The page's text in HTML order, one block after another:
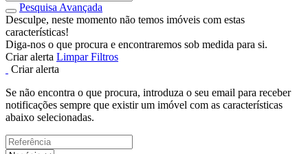
Pesquisa Avançada
Desculpe, neste momento não temos imóveis com estas
características!
Diga-nos o que procura e encontraremos sob medida para si.
Criar alerta Limpar Filtros
Criar alerta
Se não encontra o que procura, introduza o seu email para receber
notificações sempre que existir um imóvel com as características
abaixo selecionadas.